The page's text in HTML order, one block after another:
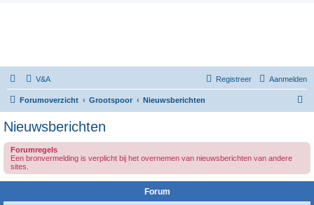
V&A Aanmelden
Registreer
Forumoverzicht Grootspoor Nieuwsberichten
Nieuwsberichten
Forumregels
Een bronvermelding is verplicht bij het overnemen van nieuwsberichten van andere
sites.
Forum